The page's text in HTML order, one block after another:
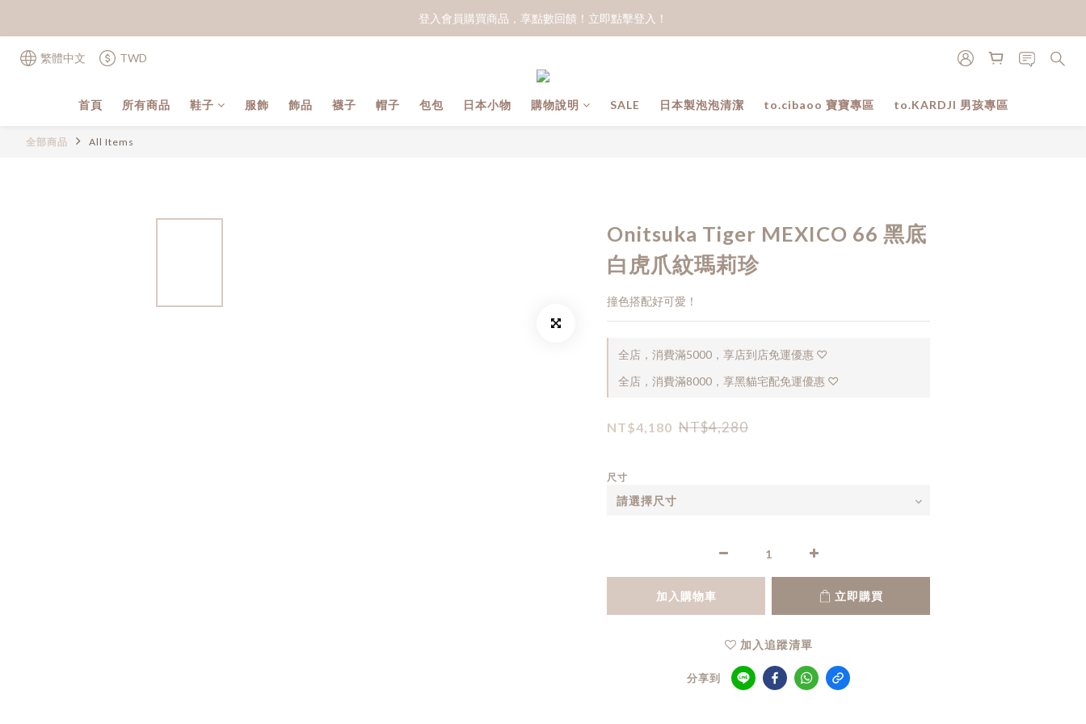
登入會員購買商品，享點數回饋！立即點擊登入！
繁體中文 TWD
首頁 所有商品 鞋子 服飾 飾品 襪子 帽子 包包 日本小物 購物說明 SALE 日本製泡泡清潔 to.cibaoo 寶寶專區 to.KARDJI 男孩專區
全部商品 All Items
Onitsuka Tiger MEXICO 66 黑底
白虎爪紋瑪莉珍
撞色搭配好可愛！
全店，消費滿5000，享店到店免運優惠 ♡
全店，消費滿8000，享黑貓宅配免運優惠 ♡
NT$4,180 NT$4,280
尺寸
加入購物車 立即購買
加入追蹤清單
分享到